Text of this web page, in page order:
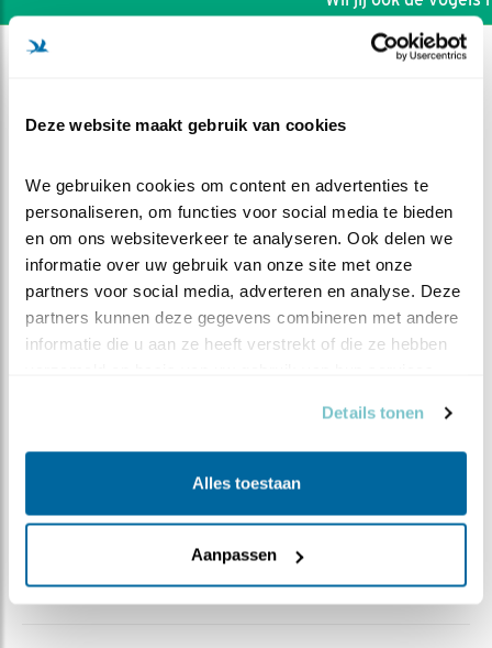
Deze website maakt gebruik van cookies
We gebruiken cookies om content en advertenties te
personaliseren, om functies voor social media te bieden
en om ons websiteverkeer te analyseren. Ook delen we
informatie over uw gebruik van onze site met onze
partners voor social media, adverteren en analyse. Deze
partners kunnen deze gegevens combineren met andere
informatie die u aan ze heeft verstrekt of die ze hebben
Details tonen
Alles toestaan
Aanpassen
Voedering met een staartje
Geert | Geplaatst op 9 mei 2026, 21:33 |
|
Bewaar dit filmpje|
203x
Frontale voedering van de drie kuikens door Vrouw
steenuil.